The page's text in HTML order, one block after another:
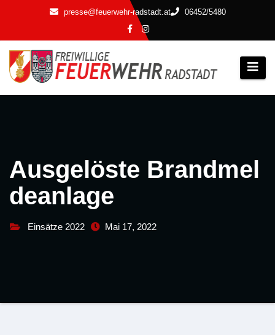
springen
presse@feuerwehr-radstadt.at 06452/5480
Ausgelöste Brandmel
deanlage
Einsätze 2022 Mai 17, 2022